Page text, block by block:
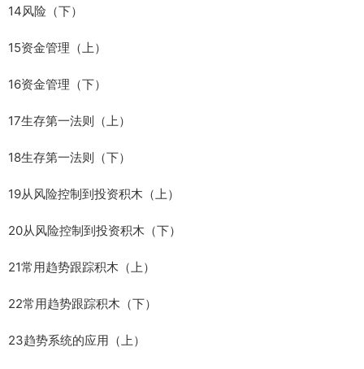
14风险（下）
15资金管理（上）
16资金管理（下）
17生存第一法则（上）
18生存第一法则（下）
19从风险控制到投资积木（上）
20从风险控制到投资积木（下）
21常用趋势跟踪积木（上）
22常用趋势跟踪积木（下）
23趋势系统的应用（上）